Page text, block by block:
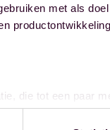
met als
die tot een paar
op specifieke